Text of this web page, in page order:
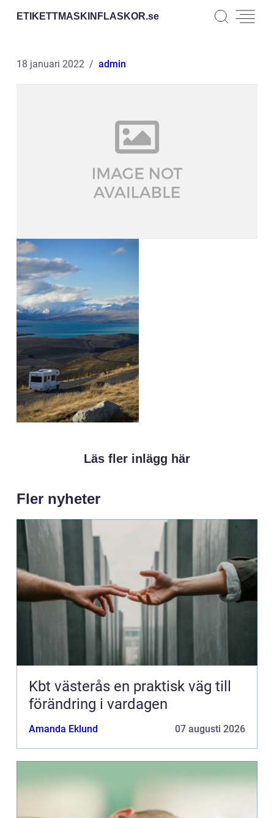
ETIKETTMASKINFLASKOR.se
18 januari 2022 admin
Läs fler inlägg här
Fler nyheter
Kbt västerås en praktisk väg till
förändring i vardagen
Amanda Eklund 07 augusti 2026